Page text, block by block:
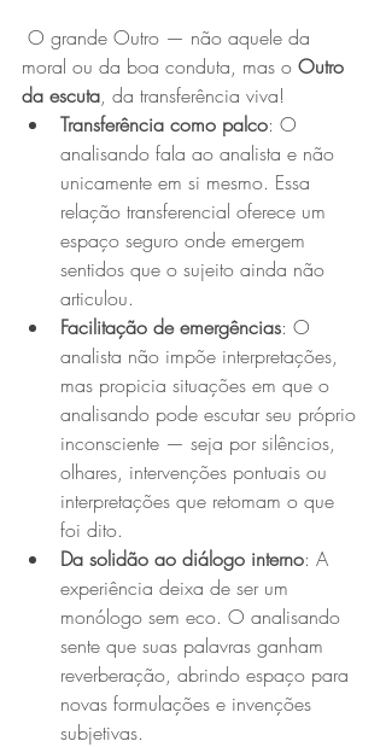
O grande Outro — não aquele da
moral ou da boa conduta, mas o Outro
da escuta, da transferência viva!
Transferência como palco: O
analisando fala ao analista e não
unicamente em si mesmo. Essa
relação transferencial oferece um
espaço seguro onde emergem
sentidos que o sujeito ainda não
articulou.
Facilitação de emergências: O
analista não impõe interpretações,
mas propicia situações em que o
analisando pode escutar seu próprio
inconsciente — seja por silêncios,
olhares, intervenções pontuais ou
interpretações que retomam o que
foi dito.
Da solidão ao diálogo interno: A
experiência deixa de ser um
monólogo sem eco. O analisando
sente que suas palavras ganham
reverberação, abrindo espaço para
novas formulações e invenções
subjetivas.